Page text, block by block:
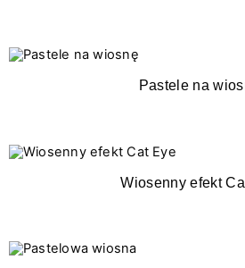
Pastele na
Wiosenny efekt